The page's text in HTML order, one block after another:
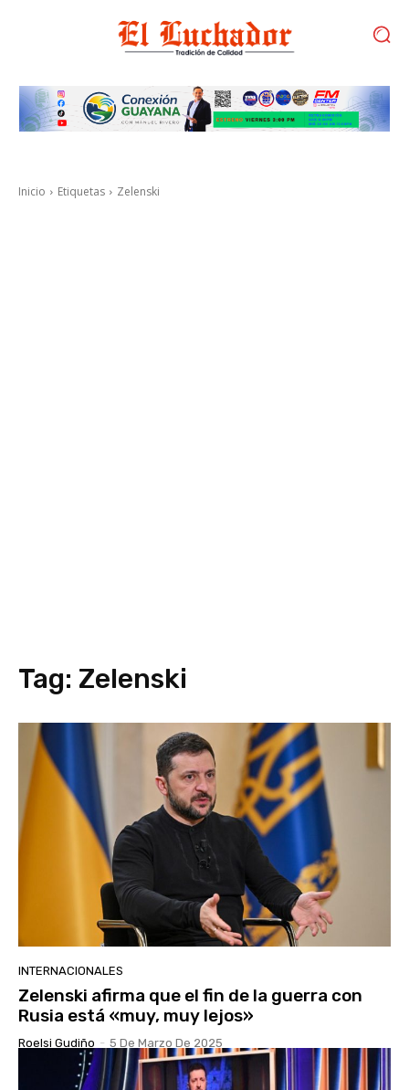
Inicio Etiquetas Zelenski
Tag: Zelenski
INTERNACIONALES
Zelenski afirma que el fin de la guerra con
Rusia está «muy, muy lejos»
Roelsi Gudiño - 5 De Marzo De 2025